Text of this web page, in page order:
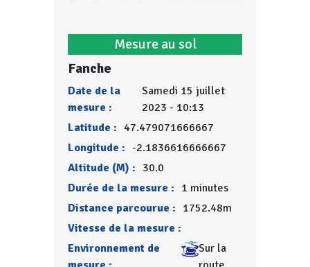
Mesure au sol
Fanche
Date de la
mesure :
Samedi 15 juillet
2023 - 10:13
Latitude : 47.479071666667
Longitude : -2.1836616666667
Altitude (M) : 30.0
Durée de la mesure : 1 minutes
Distance parcourue : 1752.48m
Vitesse de la mesure :
Environnement de
Sur la